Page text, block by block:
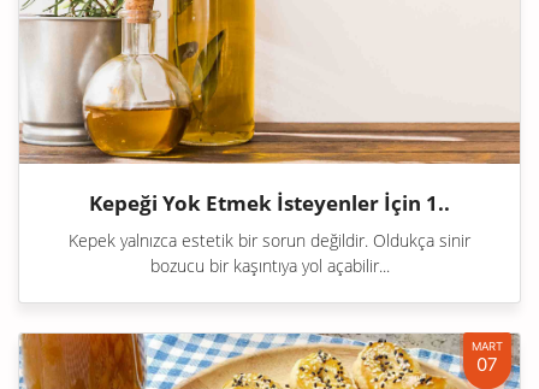
Kepeği Yok Etmek İsteyenler İçin 1..
Kepek yalnızca estetik bir sorun değildir. Oldukça sinir
bozucu bir kaşıntıya yol açabilir...
MART
07